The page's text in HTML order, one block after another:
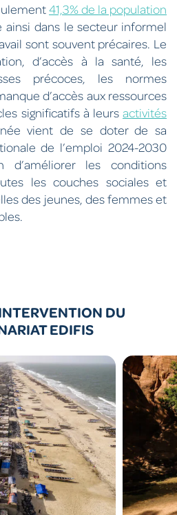
41,3% de la population
ainsi dans le secteur informel
sont souvent précaires. Le
d’accès à la santé, les
précoces, les normes
d’accès aux ressources
significatifs à leurs activités
vient de se doter de sa
de l’emploi 2024-2030
les conditions
les couches sociales et
des jeunes, des femmes et
DU
EDIFIS